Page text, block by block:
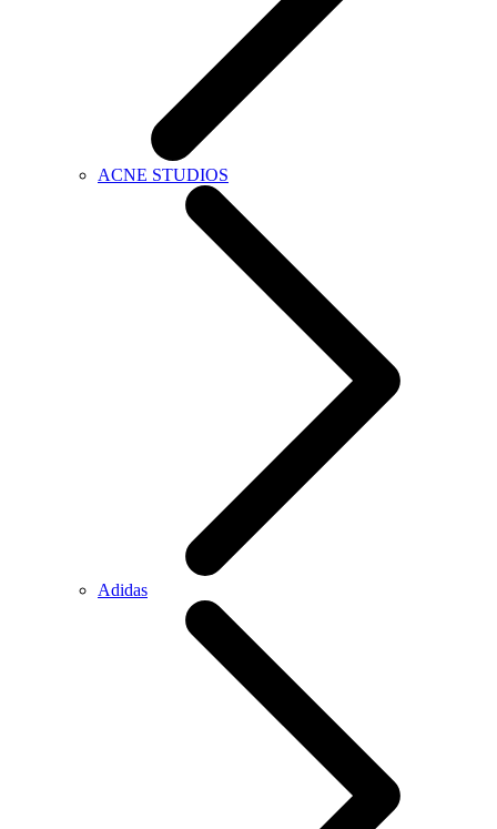
ACNE STUDIOS
Adidas